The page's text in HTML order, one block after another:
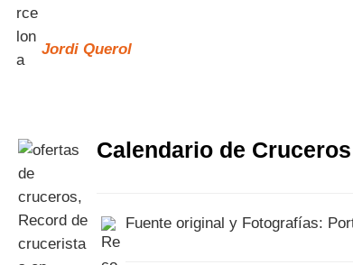
Jordi Querol
Calendario de
Fuente original y Fotografías: